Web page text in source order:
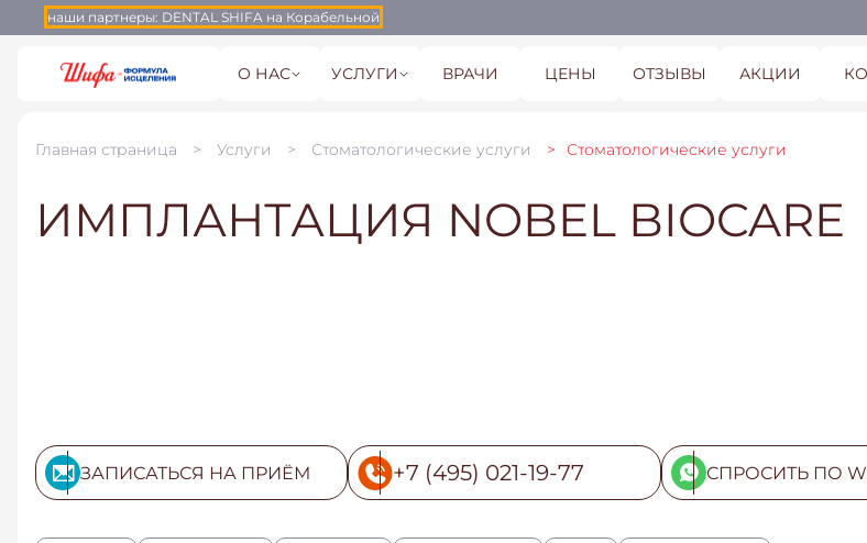
наши партнеры: DENTAL SHIFA на Корабельной
О НАС УСЛУГИ ВРАЧИ ЦЕНЫ ОТЗЫВЫ АКЦИИ
Главная страница Услуги Стоматологические услуги Стоматологические услуги
ИМПЛАНТАЦИЯ NOBEL BIOCARE
ЗАПИСАТЬСЯ НА ПРИЁМ +7 (495) 021-19-77 СПРОСИТЬ ПО